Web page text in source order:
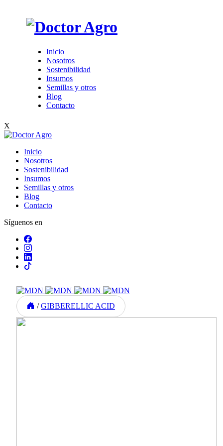
Inicio
Nosotros
Sostenibilidad
Insumos
Semillas y otros
Blog
Contacto
X
Inicio
Nosotros
Sostenibilidad
Insumos
Semillas y otros
Blog
Contacto
Síguenos en
/ GIBBERELLIC ACID